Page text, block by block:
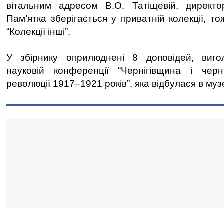
вітальним адресом В.О. Татіщевій,
Пам’ятка зберігається у приватній колекції,
“Колекції інші”.
У збірнику оприлюднені 8 доповідей,
науковій конференції “Чернігівщина і
революції 1917–1921 років”, яка відбулася в